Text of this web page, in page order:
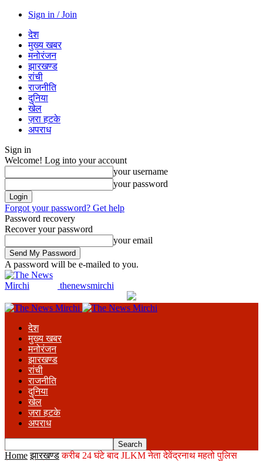
Sign in / Join
देश
मुख्य खबर
मनोरंजन
झारखण्ड
रांची
राजनीति
दुनिया
खेल
ज़रा हटके
अपराध
Sign in
Welcome! Log into your account
your username
your password
Forgot your password? Get help
Password recovery
Recover your password
your email
A password will be e-mailed to you.
thenewsmirchi
देश
मुख्य खबर
मनोरंजन
झारखण्ड
रांची
राजनीति
दुनिया
खेल
ज़रा हटके
अपराध
Home झारखण्ड करीब 24 घंटे बाद JLKM नेता देवेंद्रनाथ महतो पुलिस